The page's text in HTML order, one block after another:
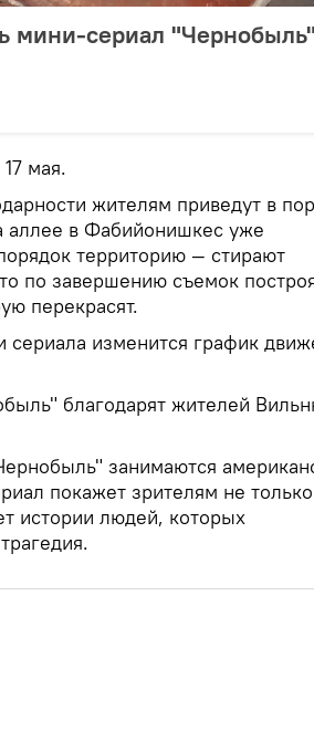
мини-сериал
мая.
жителям приведут в
аллее в Фабийонишкес уже
территорию — стирают
по завершению съемок
перекрасят.
сериала изменится график
благодарят жителей
занимаются
покажет зрителям не только
истории людей, которых